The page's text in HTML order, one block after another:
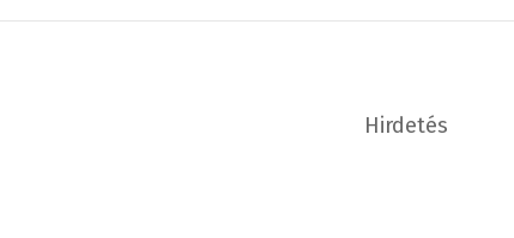
Hirdetés